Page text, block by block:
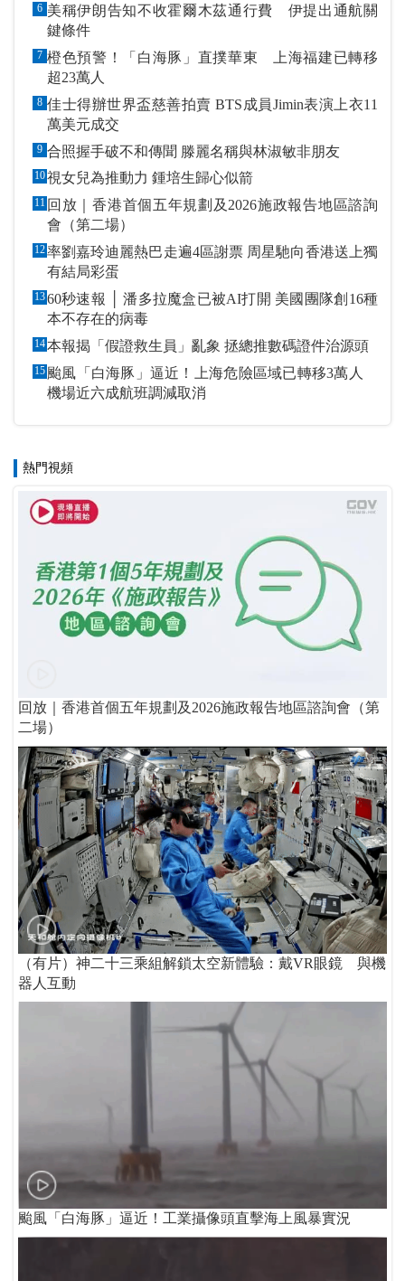
6 美稱伊朗告知不收霍爾木茲通行費 伊提出通航關
鍵條件
7 橙色預警！「白海豚」直撲華東 上海福建已轉移
超23萬人
8 佳士得辦世界盃慈善拍賣 BTS成員Jimin表演上衣11
萬美元成交
9 合照握手破不和傳聞 滕麗名稱與林淑敏非朋友
10 視女兒為推動力 鍾培生歸心似箭
11 回放｜香港首個五年規劃及2026施政報告地區諮詢
會（第二場）
12率劉嘉玲迪麗熱巴走遍4區謝票 周星馳向香港送上獨
有結局彩蛋
1360秒速報 │ 潘多拉魔盒已被AI打開 美國團隊創16種
本不存在的病毒
14 本報揭「假證救生員」亂象 拯總推數碼證件治源頭
15 颱風「白海豚」逼近！上海危險區域已轉移3萬人
機場近六成航班調減取消
熱門視頻
回放｜香港首個五年規劃及2026施政報告地區諮詢會（第
二場）
（有片）神二十三乘組解鎖太空新體驗：戴VR眼鏡 與機
器人互動
颱風「白海豚」逼近！工業攝像頭直擊海上風暴實況